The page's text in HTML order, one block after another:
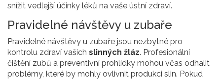
snížit vedlejší účinky léků na vaše ústní zdraví.
Pravidelné návštěvy u zubaře
Pravidelné návštěvy u zubaře jsou nezbytné pro
kontrolu zdraví vašich slinných žláz. Profesionální
čištění zubů a preventivní prohlídky mohou včas odhalit
problémy, které by mohly ovlivnit produkci slin. Pokud